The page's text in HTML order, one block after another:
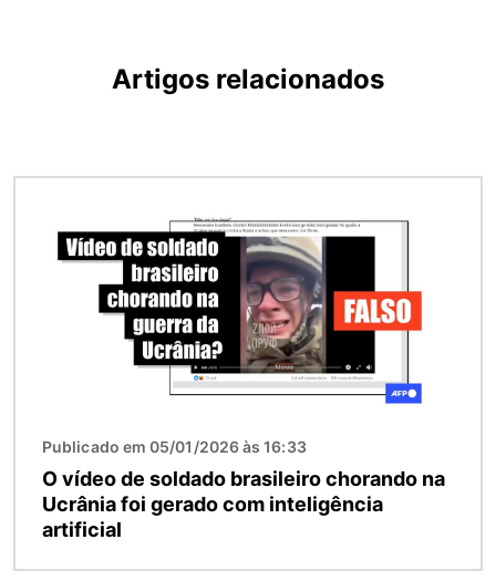
Artigos relacionados
Publicado em 05/01/2026 às 16:33
O vídeo de soldado brasileiro chorando na
Ucrânia foi gerado com inteligência
artificial